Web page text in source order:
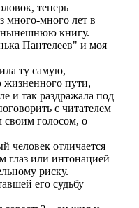
теперь
много-много лет в
нынешнюю книгу. –
Пантелеев" и моя
ту самую,
жизненного пути,
и так раздражала под
с читателем
своим голосом, о
человек отличается
глаз или интонацией
риску.
его судьбу